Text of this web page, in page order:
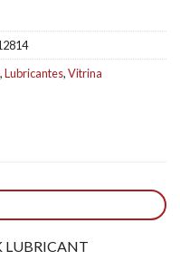
,Lubricantes,Vitrina
LUBRICANT